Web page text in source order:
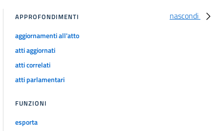
nascondi
APPROFONDIMENTI
aggiornamenti all'atto
atti aggiornati
atti correlati
atti parlamentari
FUNZIONI
esporta